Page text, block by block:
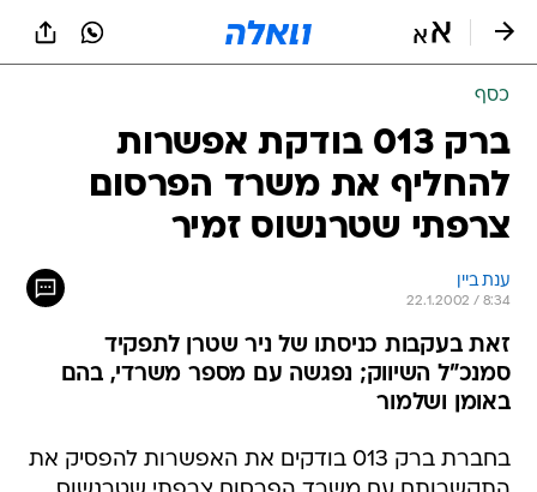
כסף
ברק 013 בודקת אפשרות
להחליף את משרד הפרסום
צרפתי שטרנשוס זמיר
ענת ביין
22.1.2002 / 8:34
זאת בעקבות כניסתו של ניר שטרן לתפקיד
סמנכ"ל השיווק; נפגשה עם מספר משרדי, בהם
באומן ושלמור
בחברת ברק 013 בודקים את האפשרות להפסיק את